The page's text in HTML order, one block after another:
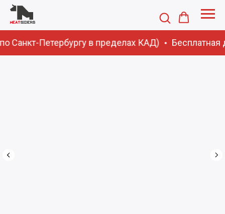
Санкт-Петербургу в пределах КАД) Бесплатная